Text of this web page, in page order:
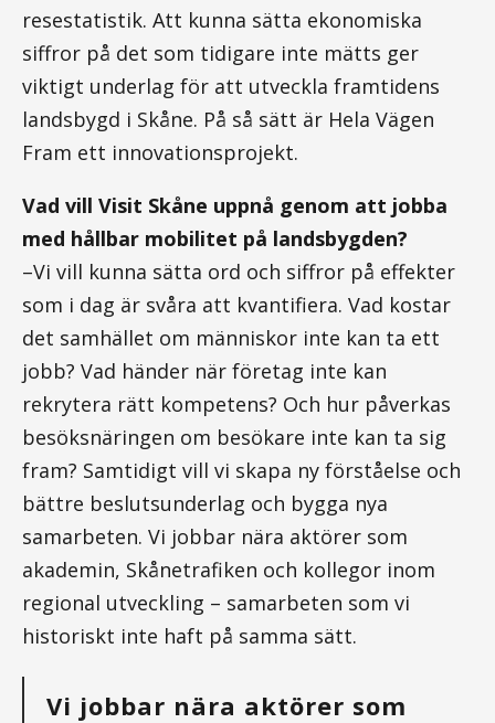
resestatistik. Att kunna sätta ekonomiska
siffror på det som tidigare inte mätts ger
viktigt underlag för att utveckla framtidens
landsbygd i Skåne. På så sätt är Hela Vägen
Fram ett innovationsprojekt.
Vad vill Visit Skåne uppnå genom att jobba
med hållbar mobilitet på landsbygden?
–Vi vill kunna sätta ord och siffror på effekter
som i dag är svåra att kvantifiera. Vad kostar
det samhället om människor inte kan ta ett
jobb? Vad händer när företag inte kan
rekrytera rätt kompetens? Och hur påverkas
besöksnäringen om besökare inte kan ta sig
fram? Samtidigt vill vi skapa ny förståelse och
bättre beslutsunderlag och bygga nya
samarbeten. Vi jobbar nära aktörer som
akademin, Skånetrafiken och kollegor inom
regional utveckling – samarbeten som vi
historiskt inte haft på samma sätt.
Vi jobbar nära aktörer som